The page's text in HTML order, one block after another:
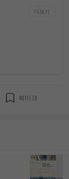
더보기
북마크